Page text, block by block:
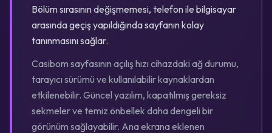
Bölüm sırasının değişmemesi, telefon ile bilgisayar
arasında geçiş yapıldığında sayfanın kolay
tanınmasını sağlar.
Casibom sayfasının açılış hızı cihazdaki ağ durumu,
tarayıcı sürümü ve kullanılabilir kaynaklardan
etkilenebilir. Güncel yazılım, kapatılmış gereksiz
sekmeler ve temiz önbellek daha dengeli bir
görünüm sağlayabilir. Ana ekrana eklenen